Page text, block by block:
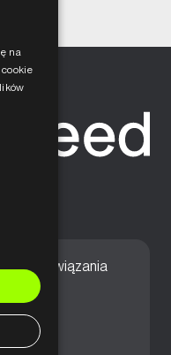
Rozwiązania
na